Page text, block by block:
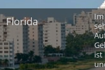
Florida
ist